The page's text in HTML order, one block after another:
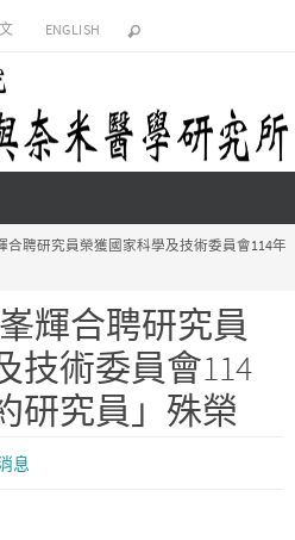
ENGLISH
合聘研究員榮獲國家科學及技術委員會114年
輝合聘研究員
技術委員會114
研究員」殊榮
息